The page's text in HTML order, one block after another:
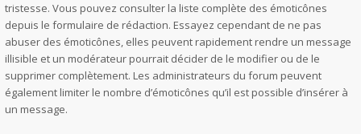
tristesse. Vous pouvez consulter la liste complète des émoticônes
depuis le formulaire de rédaction. Essayez cependant de ne pas
abuser des émoticônes, elles peuvent rapidement rendre un message
illisible et un modérateur pourrait décider de le modifier ou de le
supprimer complètement. Les administrateurs du forum peuvent
également limiter le nombre d’émoticônes qu’il est possible d’insérer à
un message.